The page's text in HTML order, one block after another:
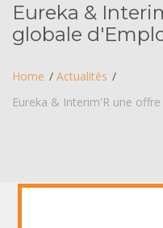
Eureka &
globale
Home
Actualités
Eureka & Interim'R une